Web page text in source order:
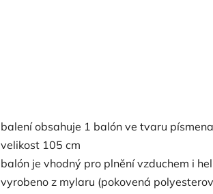
balení obsahuje 1 balón ve tvaru
velikost 105 cm
balón je vhodný pro plnění vzduchem i
vyrobeno z mylaru (pokovená